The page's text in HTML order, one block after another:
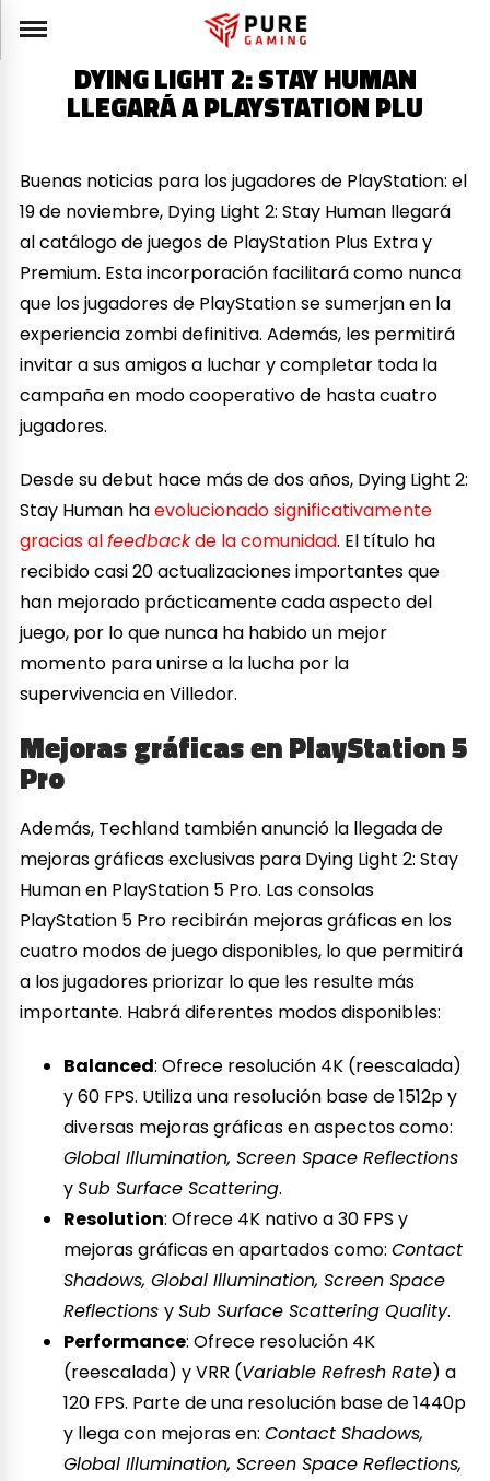
DYING LIGHT 2: STAY HUMAN
LLEGARÁ A PLAYSTATION PLU
Buenas noticias para los jugadores de PlayStation: el
19 de noviembre, Dying Light 2: Stay Human llegará
al catálogo de juegos de PlayStation Plus Extra y
Premium. Esta incorporación facilitará como nunca
que los jugadores de PlayStation se sumerjan en la
experiencia zombi definitiva. Además, les permitirá
invitar a sus amigos a luchar y completar toda la
campaña en modo cooperativo de hasta cuatro
jugadores.
Desde su debut hace más de dos años, Dying Light 2:
Stay Human haevolucionado significativamente
gracias alfeedbackde la comunidad. El título ha
recibido casi 20 actualizaciones importantes que
han mejorado prácticamente cada aspecto del
juego, por lo que nunca ha habido un mejor
momento para unirse a la lucha por la
supervivencia en Villedor.
Mejoras gráficas en PlayStation 5
Pro
Además, Techland también anunció la llegada de
mejoras gráficas exclusivas para Dying Light 2: Stay
Human en PlayStation 5 Pro. Las consolas
PlayStation 5 Pro recibirán mejoras gráficas en los
cuatro modos de juego disponibles, lo que permitirá
a los jugadores priorizar lo que les resulte más
importante. Habrá diferentes modos disponibles:
Balanced: Ofrece resolución 4K (reescalada)
y 60 FPS. Utiliza una resolución base de 1512p y
diversas mejoras gráficas en aspectos como:
Global Illumination, Screen Space Reflections
ySub Surface Scattering.
Resolution: Ofrece 4K nativo a 30 FPS y
mejoras gráficas en apartados como:Contact
Shadows, Global Illumination, Screen Space
ReflectionsySub Surface Scattering Quality.
Performance: Ofrece resolución 4K
(reescalada) y VRR (Variable Refresh Rate) a
120 FPS. Parte de una resolución base de 1440p
y llega con mejoras en:Contact Shadows,
Global Illumination, Screen Space Reflections,